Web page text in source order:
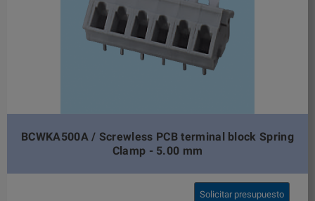
BCWKA500A / Screwless PCB terminal block Spring
Clamp - 5.00 mm
Solicitar presupuesto